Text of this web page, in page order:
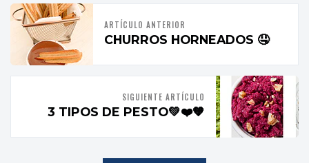
ARTÍCULO ANTERIOR
CHURROS HORNEADOS 🤤
SIGUIENTE ARTÍCULO
3 TIPOS DE PESTO💚❤️🧡